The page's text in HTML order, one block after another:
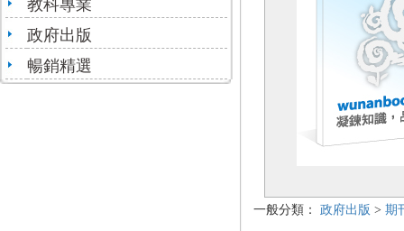
教科專業
政府出版
暢銷精選
一般分類： 政府出版 > 期